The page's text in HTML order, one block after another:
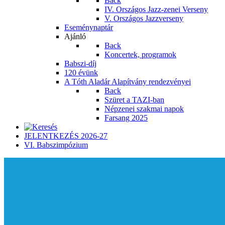
IV. Országos Jazz-zenei Verseny
V. Országos Jazzverseny
Eseménynaptár
Ajánló
Back
Koncertek, programok
Babszi-díj
120 évünk
A Tóth Aladár Alapítvány rendezvényei
Back
Szüret a TAZI-ban
Népzenei szakmai napok
Farsang 2025
JELENTKEZÉS 2026-27
VI. Babszimpózium